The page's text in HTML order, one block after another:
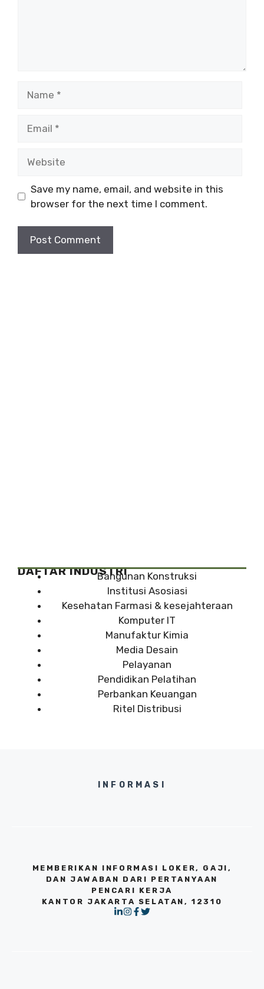
Save my name, email, and website in this
browser for the next time I comment.
DAFTAR INDUSTRIBangunan Konstruksi
Institusi Asosiasi
Kesehatan Farmasi & kesejahteraan
Komputer IT
Manufaktur Kimia
Media Desain
Pelayanan
Pendidikan Pelatihan
Perbankan Keuangan
Ritel Distribusi
INFORMASI
MEMBERIKAN INFORMASI LOKER, GAJI,
DAN JAWABAN DARI PERTANYAAN
PENCARI KERJA
KANTOR JAKARTA SELATAN, 12310